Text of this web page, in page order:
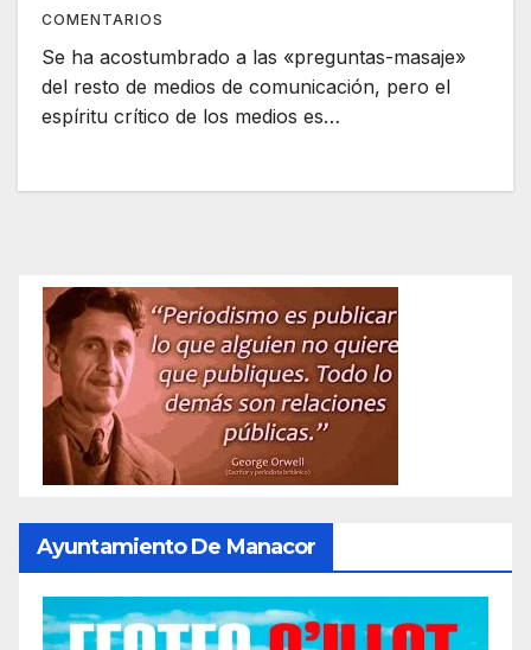
COMENTARIOS
Se ha acostumbrado a las «preguntas-masaje»
del resto de medios de comunicación, pero el
espíritu crítico de los medios es…
Ayuntamiento De Manacor